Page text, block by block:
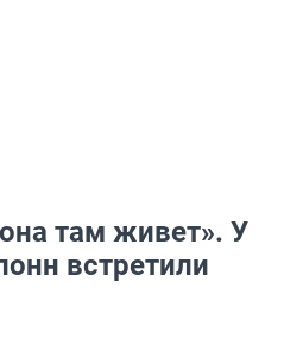
там живет». У
встретили